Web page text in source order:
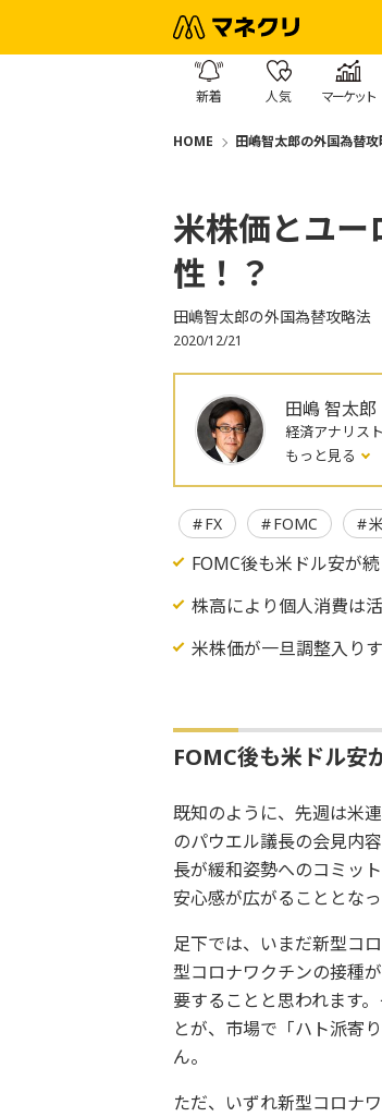
新着 人気 マーケット
HOME 田嶋智太郎の外国為替攻
米株価とユ
性！？
田嶋智太郎の外国為替攻略法
2020/12/21
田嶋 智太郎
経済アナリス
もっと見る
FX FOMC
FOMC後も米ドル安が続
株高により個人消費は
米株価が一旦調整入り
FOMC後も米ドル安
既知のように、先週は米
のパウエル議長の会見内
長が緩和姿勢へのコミッ
安心感が広がることとなっ
足下では、いまだ新型コ
型コロナワクチンの接種
要することと思われます
とが、市場で「ハト派寄
ん。
ただ、いずれ新型コロナ